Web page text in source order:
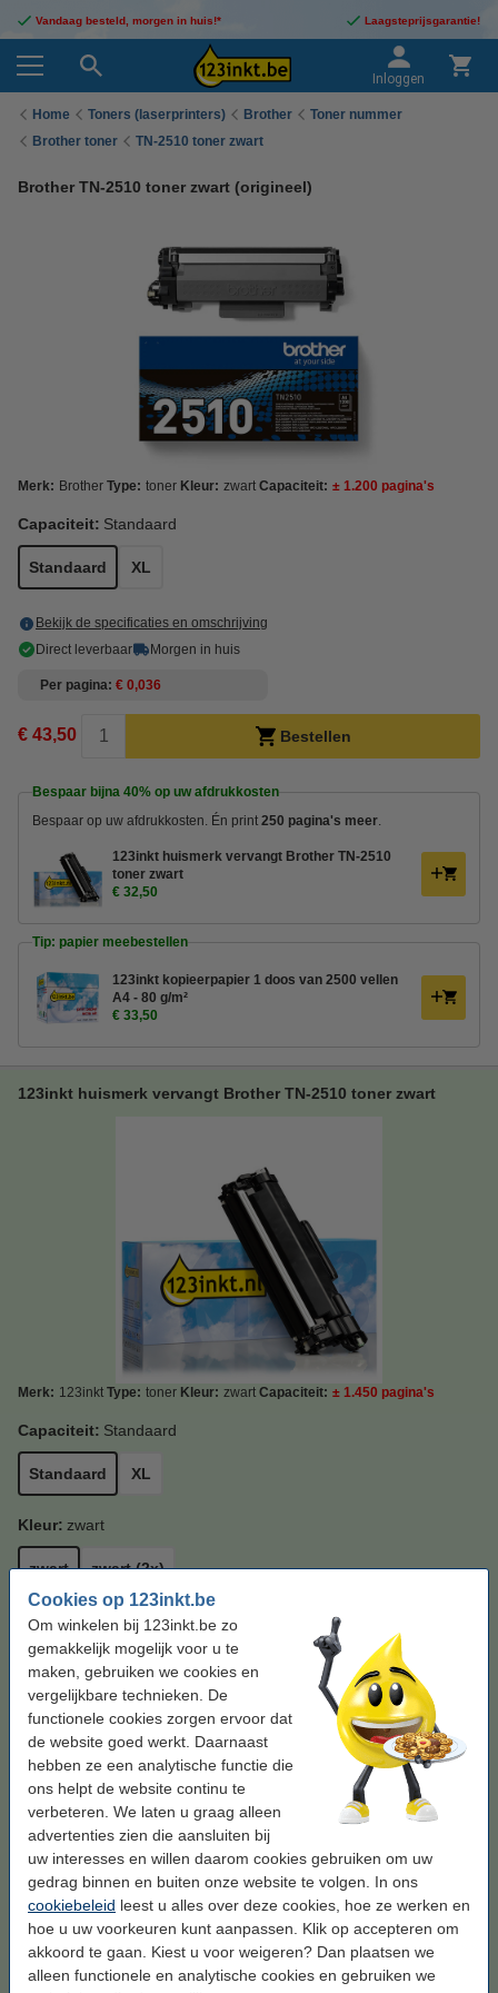
Cookies op 123inkt.be
Om winkelen bij 123inkt.be zo
gemakkelijk mogelijk voor u te
maken, gebruiken we cookies en
vergelijkbare technieken. De
functionele cookies zorgen ervoor dat
de website goed werkt. Daarnaast
hebben ze een analytische functie die
ons helpt de website continu te
verbeteren. We laten u graag alleen
advertenties zien die aansluiten bij
uw interesses en willen daarom cookies gebruiken om uw
gedrag binnen en buiten onze website te volgen. In ons
cookiebeleid leest u alles over deze cookies, hoe ze werken en
hoe u uw voorkeuren kunt aanpassen. Klik op accepteren om
akkoord te gaan. Kiest u voor weigeren? Dan plaatsen we
alleen functionele en analytische cookies en gebruiken we
Vandaag besteld, morgen in huis!* Laagsteprijsgarantie!
Inloggen
Home Toners (laserprinters) Brother
Toner nummer
Brother toner
TN-2510 toner zwart
Brother TN-2510 toner zwart (origineel)
Merk: Brother Type: toner Kleur: zwart Capaciteit: ± 1.200 pagina's
Capaciteit: Standaard
Standaard XL
Bekijk de specificaties en omschrijving
Direct leverbaar
Morgen in huis
Per pagina € 0,036
€ 43,50 Bestellen
Bespaar bijna 40% op uw afdrukkosten
Bespaar op uw afdrukkosten. Én print 250 pagina's meer.
123inkt huismerk vervangt Brother TN-2510
toner zwart
€ 32,50
Tip: papier meebestellen
123inkt kopieerpapier 1 doos van 2500 vellen
A4 - 80 g/m²
€ 33,50
123inkt huismerk vervangt Brother TN-2510 toner zwart
Merk: 123inkt Type: toner Kleur: zwart Capaciteit: ± 1.450 pagina's
Capaciteit: Standaard
Standaard XL
Kleur: zwart
zwart zwart (2x)
Bekijk de specificaties en omschrijving
Bespaar bijna40%op uw afdrukkosten
Direct leverbaar
Morgen in huis
Per pagina
€ 32,50 Bestellen
Profiteer van het gemak!
123inkt huismerk vervangt Brother TN-2510
toner zwart dubbelpak
€ 65,00
Tip: papier meebestellen
123inkt kopieerpapier 1 doos van 2500 vellen